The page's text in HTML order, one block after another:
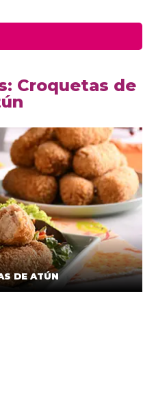
Croquetas de
DE ATÚN